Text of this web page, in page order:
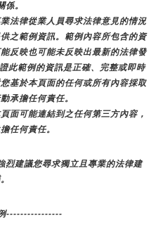
係。
法律從業人員尋求法律意見的情況
之範例資訊。範例內容所包含的資
反映也可能未反映出最新的法律發
此範例的資訊是正確、完整或即時
基於本頁面的任何或所有內容採取
承擔任何責任。
面可能連結到之任何第三方內容，
任何責任。
烈建議您尋求獨立且專業的法律建
----------------